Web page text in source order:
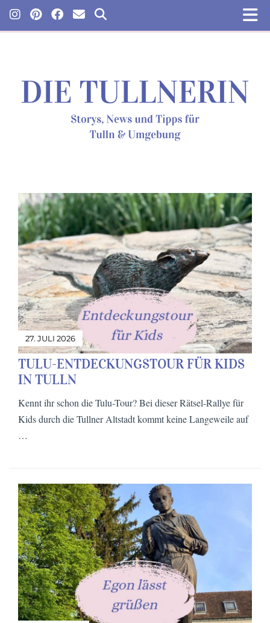
27. JULI 2026
TULU-ENTDECKUNGSTOUR FÜR KIDS
IN TULLN
Kennt ihr schon die Tulu-Tour? Bei dieser Rätsel-Rallye für
Kids durch die Tullner Altstadt kommt keine Langeweile auf
…